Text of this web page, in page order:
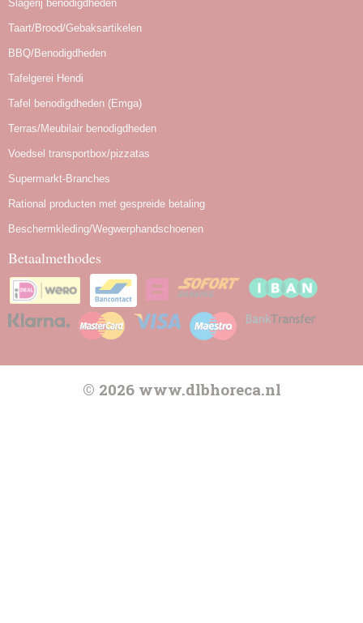
Slagerij benodigdheden
Taart/Brood/Gebaksartikelen
BBQ/Benodigdheden
Tafelgerei Hendi
Tafel benodigdheden (Emga)
Terras/Meubilair benodigdheden
Voedsel transportbox/pizzatas
Supermarkt-Branches
Rational producten met gespreide betaling
Beschermkleding/Wegwerphandschoenen
Betaalmethodes
© 2026 www.dlbhoreca.nl